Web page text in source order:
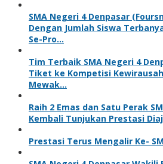
SMA Negeri 4 Denpasar
Dengan Jumlah Siswa
Se-Pro…
Tim Terbaik SMA Negeri 4
Tiket ke Kompetisi
Mewak…
Raih 2 Emas dan Satu Perak
Kembali Tunjukan Prestasi
Prestasi Terus Mengalir Ke-